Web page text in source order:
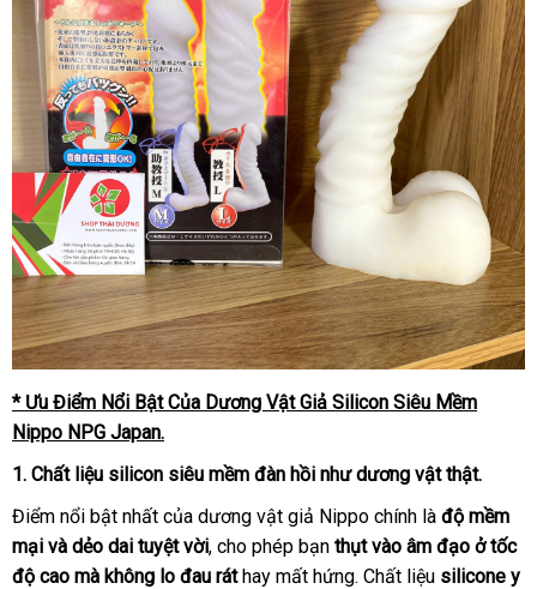
* Ưu Điểm Nổi Bật Của Dương Vật Giả Silicon Siêu Mềm
Nippo NPG Japan.
1. Chất liệu silicon siêu mềm đàn hồi như dương vật thật.
Điểm nổi bật nhất của dương vật giả Nippo chính là độ mềm
mại và dẻo dai tuyệt vời, cho phép bạn thụt vào âm đạo ở tốc
độ cao mà không lo đau ráthay mất hứng. Chất liệu silicone y